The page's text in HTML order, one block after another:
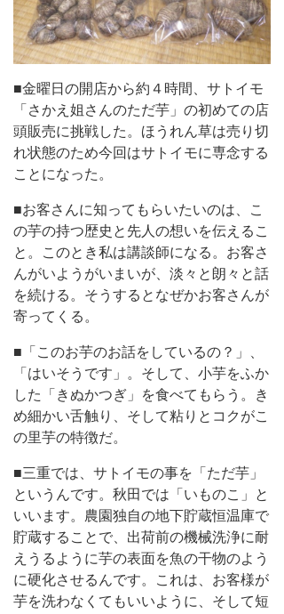
■金曜日の開店から約４時間、サトイモ
「さかえ姐さんのただ芋」の初めての店
頭販売に挑戦した。ほうれん草は売り切
れ状態のため今回はサトイモに専念する
ことになった。
■お客さんに知ってもらいたいのは、こ
の芋の持つ歴史と先人の想いを伝えるこ
と。このとき私は講談師になる。お客さ
んがいようがいまいが、淡々と朗々と話
を続ける。そうするとなぜかお客さんが
寄ってくる。
■「このお芋のお話をしているの？」、
「はいそうです」。そして、小芋をふか
した「きぬかつぎ」を食べてもらう。き
め細かい舌触り、そして粘りとコクがこ
の里芋の特徴だ。
■三重では、サトイモの事を「ただ芋」
というんです。秋田では「いものこ」と
いいます。農園独自の地下貯蔵恒温庫で
貯蔵することで、出荷前の機械洗浄に耐
えうるように芋の表面を魚の干物のよう
に硬化させるんです。これは、お客様が
芋を洗わなくてもいいように、そして短